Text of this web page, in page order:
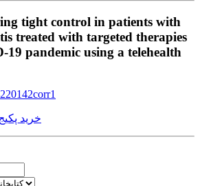
tight control in patients with
treated with targeted therapies
pandemic using a telehealth
خرید